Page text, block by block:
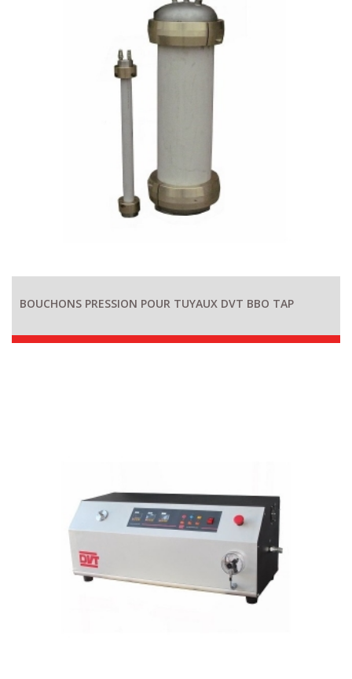
BOUCHONS PRESSION POUR TUYAUX DVT BBO TAP